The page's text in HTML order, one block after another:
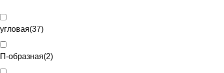
угловая(37)
П-образная(2)